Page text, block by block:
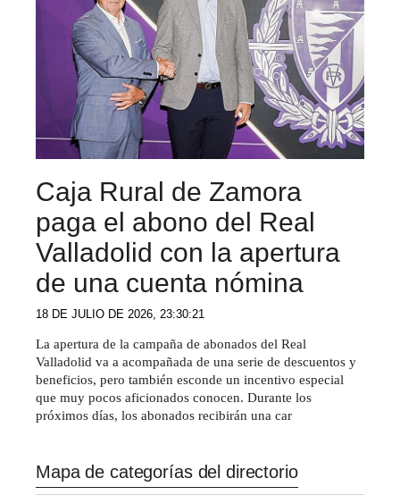
Caja Rural de Zamora
paga el abono del Real
Valladolid con la apertura
de una cuenta nómina
18 DE JULIO DE 2026, 23:30:21
La apertura de la campaña de abonados del Real
Valladolid va a acompañada de una serie de descuentos y
beneficios, pero también esconde un incentivo especial
que muy pocos aficionados conocen. Durante los
próximos días, los abonados recibirán una car
Mapa de categorías del directorio